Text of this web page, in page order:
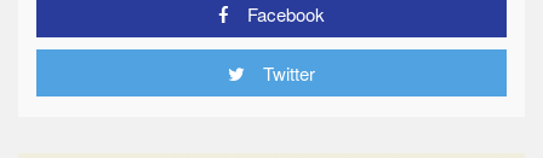
Facebook
Twitter